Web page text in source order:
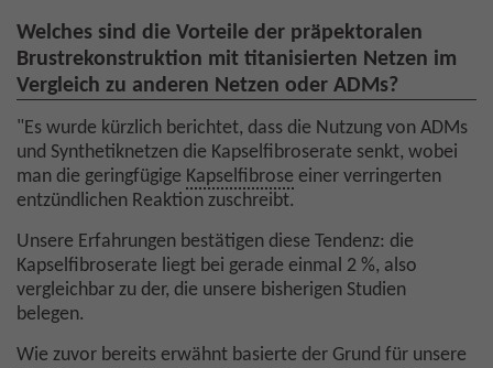
Welches sind die Vorteile der präpektoralen
Brustrekonstruktion mit titanisierten Netzen im
Vergleich zu anderen Netzen oder ADMs?
"Es wurde kürzlich berichtet, dass die Nutzung von ADMs
und Synthetiknetzen die Kapselfibroserate senkt, wobei
man die geringfügige Kapselfibrose einer verringerten
entzündlichen Reaktion zuschreibt.
Unsere Erfahrungen bestätigen diese Tendenz: die
Kapselfibroserate liegt bei gerade einmal 2 %, also
vergleichbar zu der, die unsere bisherigen Studien
belegen.
Wie zuvor bereits erwähnt basierte der Grund für unsere